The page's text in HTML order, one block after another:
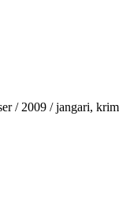
/ 2009 / jangari,